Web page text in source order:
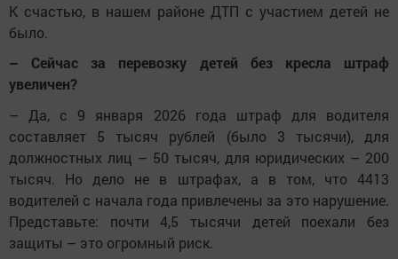
К счастью, в нашем районе ДТП с участием детей не
было.
– Сейчас за перевозку детей без кресла штраф
увеличен?
– Да, с 9 января 2026 года штраф для водителя
составляет 5 тысяч рублей (было 3 тысячи), для
должностных лиц – 50 тысяч, для юридических – 200
тысяч. Но дело не в штрафах, а в том, что 4413
водителей с начала года привлечены за это нарушение.
Представьте: почти 4,5 тысячи детей поехали без
защиты – это огромный риск.